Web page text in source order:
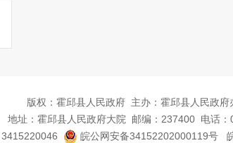
版权：霍邱县人民政府 主办：霍邱县人民政府
地址：霍邱县人民政府大院
邮编：237400 电话
皖公网安备34152202000119号